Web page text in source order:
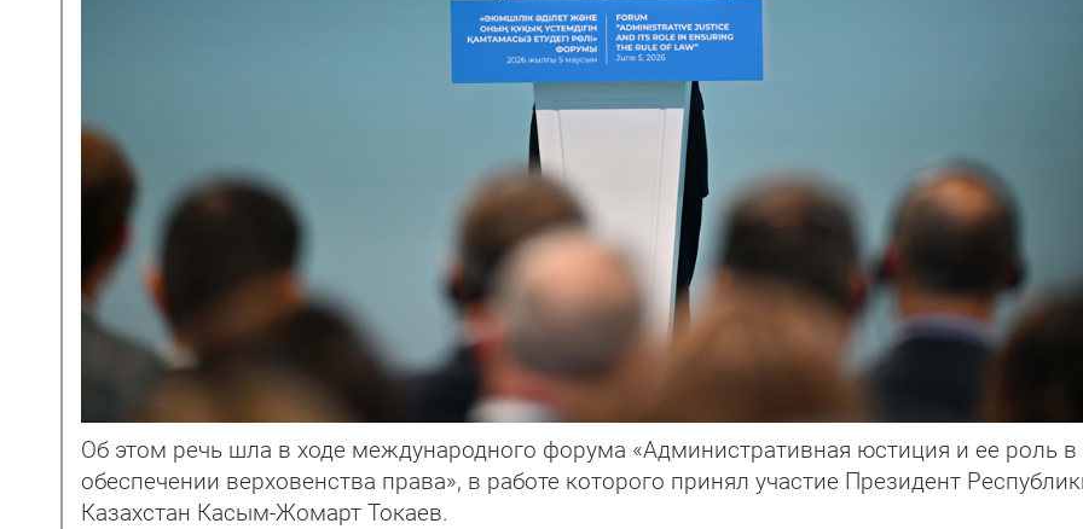
Об этом речь шла в ходе международного форума «Административная юстиция и ее роль в
обеспечении верховенства права», в работе которого принял участие Президент
Казахстан Касым-Жомарт Токаев.